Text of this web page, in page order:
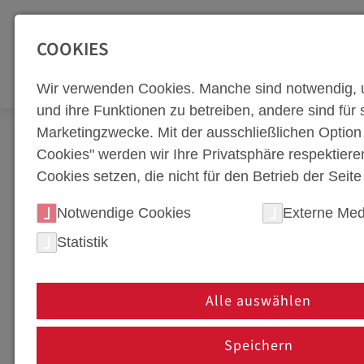
Zur Top Navigation springen [Alt+1]Zur Hauptnavigation
Newsroom Corporate Blog Arbeitswelt &
KONSTRUKTION,
LEIDENSCHAFT FÜR
Was als Leidenschaft fürs Zeichnen begann,
mit Weitblick – heute führt er mit Herz, Hirn
über Ländergrenzen hinweg.
COOKIES
Wir verwenden Cookies. Manche sind notwendig,
und ihre Funktionen zu betreiben, andere sind für
Marketingzwecke. Mit der ausschließlichen
Cookies" werden wir Ihre Privatsphäre
Cookies setzen, die nicht für den Betrieb der
Notwendige Cookies
Externe
Statistik
Alle auswählen
Speichern